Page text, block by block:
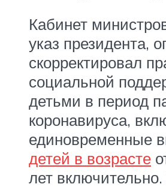
Кабинет
указ президента,
скорректировал
социальной
детьми в период
коронавируса,
единовременные
детей в возрасте
лет